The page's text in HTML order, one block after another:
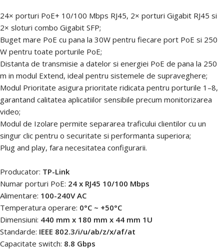
24× porturi PoE+ 10/100 Mbps RJ45, 2× porturi Gigabit RJ45 si
2× sloturi combo Gigabit SFP;
Buget mare PoE cu pana la 30W pentru fiecare port PoE si 250
W pentru toate porturile PoE;
Distanta de transmisie a datelor si energiei PoE de pana la 250
m in modul Extend, ideal pentru sistemele de supraveghere;
Modul Prioritate asigura prioritate ridicata pentru porturile 1–8,
garantand calitatea aplicatiilor sensibile precum monitorizarea
video;
Modul de Izolare permite separarea traficului clientilor cu un
singur clic pentru o securitate si performanta superiora;
Plug and play, fara necesitatea configurarii.
Producator: TP-Link
Numar porturi PoE: 24 x RJ45 10/100 Mbps
Alimentare: 100-240V AC
Temperatura operare: 0°C ~ +50°C
Dimensiuni: 440 mm x 180 mm x 44 mm 1U
Standarde: IEEE 802.3/i/u/ab/z/x/af/at
Capacitate switch: 8.8 Gbps